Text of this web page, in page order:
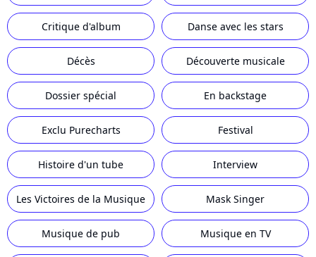
Critique d'album Danse avec les stars
Décès Découverte musicale
Dossier spécial En backstage
Exclu Purecharts Festival
Histoire d'un tube Interview
Les Victoires de la Musique Mask Singer
Musique de pub Musique en TV